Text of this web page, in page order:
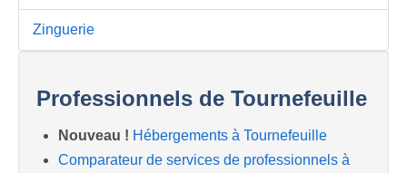
Zinguerie
Professionnels de Tournefeuille
Nouveau ! Hébergements à Tournefeuille
Comparateur de services de professionnels à